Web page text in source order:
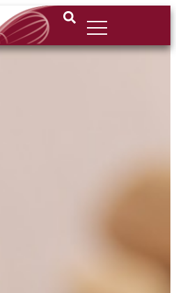
Apri o chiudi il menu